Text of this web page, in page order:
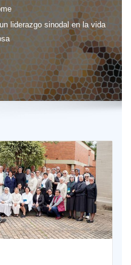
liderazgo sinodal en la vida